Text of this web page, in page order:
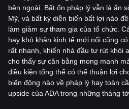
bên ngoài. Bất ổn pháp lý vẫn là ẩn
Mỹ, và bất kỳ diễn biến bất lợi nào
làm giảm sự tham gia của tổ chức.
hay khó khăn kinh tế mới nổi cũng
rất nhanh, khiến nhà đầu tư rút khỏi
cho thấy sự cân bằng mong manh
điều kiện tổng thể có thể thuận lợi
biến động nào về pháp lý hay toàn
upside của ADA trong những tháng